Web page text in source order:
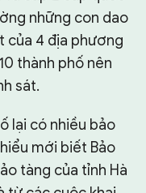
những con dao
của 4 địa phương
thành phố nên
sát.
lại có nhiều bảo
mới biết Bảo
tàng của tỉnh Hà